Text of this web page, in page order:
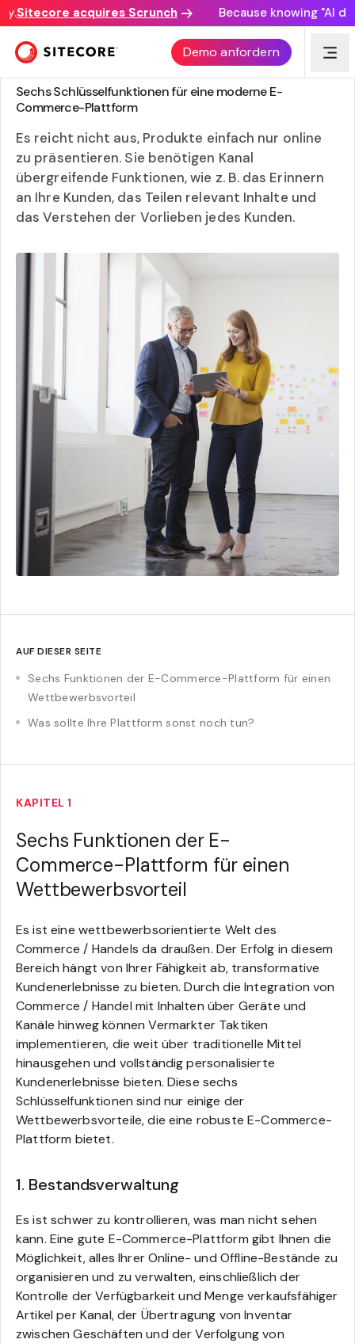
Sitecore acquires Scrunch Because knowing "AI
Demo anfordern
AUSWAHL EINER E-COMMERCE-PLATTFORM
Sechs Schlüsselfunktionen für eine moderne E-
Commerce-Plattform
Es reicht nicht aus, Produkte einfach nur online
zu präsentieren. Sie benötigen Kanal
übergreifende Funktionen, wie z. B. das Erinnern
an Ihre Kunden, das Teilen relevant Inhalte und
das Verstehen der Vorlieben jedes Kunden.
AUF DIESER SEITE
Sechs Funktionen der E-Commerce-Plattform für einen
Wettbewerbsvorteil
Was sollte Ihre Plattform sonst noch tun?
KAPITEL 1
Sechs Funktionen der E-
Commerce-Plattform für einen
Wettbewerbsvorteil
Es ist eine wettbewerbsorientierte Welt des
Commerce / Handels da draußen. Der Erfolg in diesem
Bereich hängt von Ihrer Fähigkeit ab, transformative
Kundenerlebnisse zu bieten. Durch die Integration von
Commerce / Handel mit Inhalten über Geräte und
Kanäle hinweg können Vermarkter Taktiken
implementieren, die weit über traditionelle Mittel
hinausgehen und vollständig personalisierte
Kundenerlebnisse bieten. Diese sechs
Schlüsselfunktionen sind nur einige der
Wettbewerbsvorteile, die eine robuste E-Commerce-
Plattform bietet.
1. Bestandsverwaltung
Es ist schwer zu kontrollieren, was man nicht sehen
kann. Eine gute E-Commerce-Plattform gibt Ihnen die
Möglichkeit, alles Ihrer Online- und Offline-Bestände zu
organisieren und zu verwalten, einschließlich der
Kontrolle der Verfügbarkeit und Menge verkaufsfähiger
Artikel per Kanal, der Übertragung von Inventar
zwischen Geschäften und der Verfolgung von